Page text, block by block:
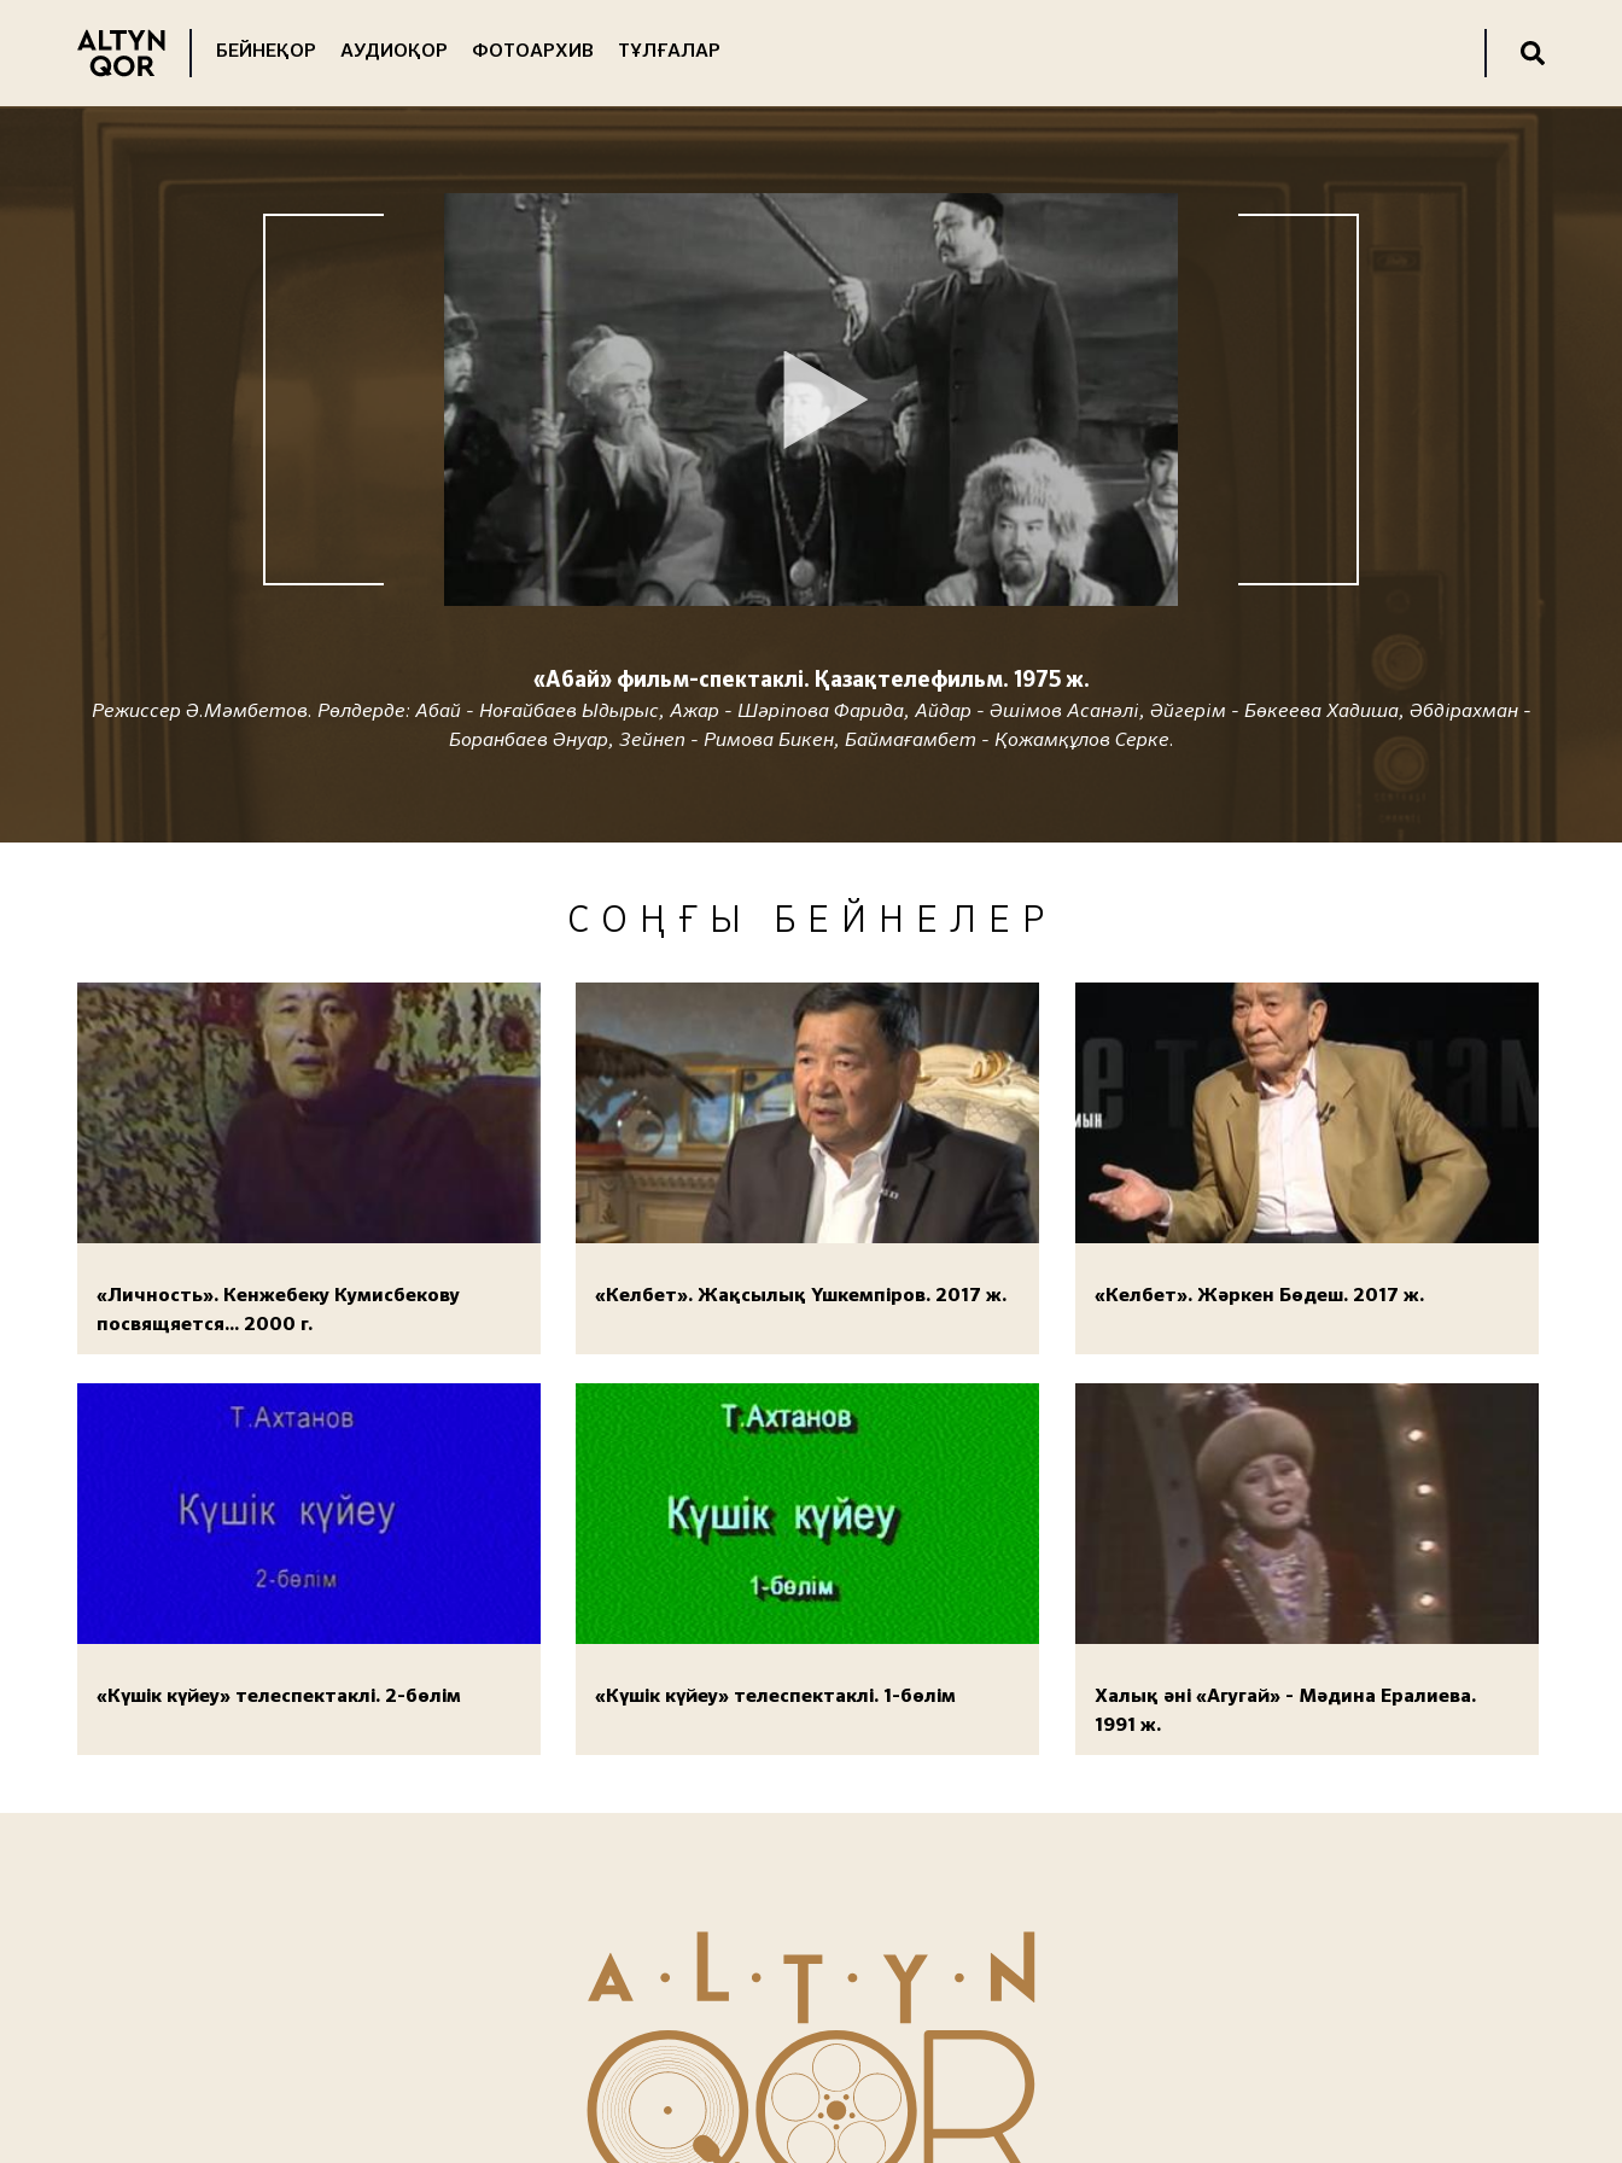
БЕЙНЕҚОР АУДИОҚОР ФОТОАРХИВ ТҰЛҒАЛАР
«Абай» фильм-спектаклі. Қазақтелефильм. 1975 ж.
Режиссер Ә.Мәмбетов. Рөлдерде: Абай - Ноғайбаев Ыдырыс, Ажар - Шәріпова Фарида, Айдар - Әшімов Асанәлі, Әйгерім - Бөкеева Хадиша, Әбдірахман -
Боранбаев Әнуар, Зейнеп - Римова Бикен, Баймағамбет - Қожамқұлов Серке.
СОҢҒЫ БЕЙНЕЛЕР
«Личность». Кенжебеку Кумисбекову
посвящяется... 2000 г.
«Келбет». Жақсылық Үшкемпіров. 2017 ж. «Келбет». Жәркен Бөдеш. 2017 ж.
«Күшік күйеу» телеспектаклі. 2-бөлім «Күшік күйеу» телеспектаклі. 1-бөлім
Халық әні «Агугай» - Мәдина Ералиева.
1991 ж.